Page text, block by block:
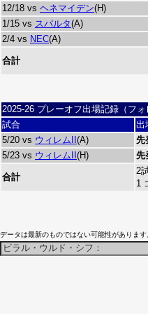
12/18 vs ヘネマイデン(H)
1/15 vs スパルタ(A)
2/4 vs NEC(A)
合計
2025-26 プレーオフ出場記録（フォ
試合
出
5/20 vs ウィレムII (A) 先
5/23 vs ウィレムII (H) 先
合計
2
1
データは最新のものではない可能性がありま